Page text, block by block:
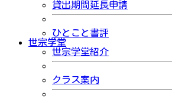
貸出期間延長申請
ひとこと書評
世宗学堂
世宗学堂紹介
クラス案内